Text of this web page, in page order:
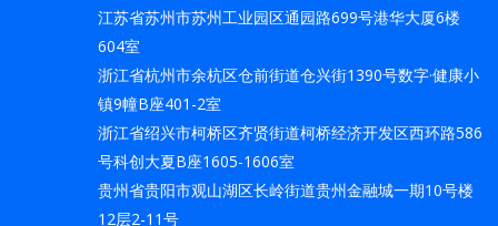
江苏省苏州市苏州工业园区通园路699号港华大厦6楼
604室
浙江省杭州市余杭区仓前街道仓兴街1390号数字·健康小
镇9幢B座401-2室
浙江省绍兴市柯桥区齐贤街道柯桥经济开发区西环路586
号科创大夏B座1605-1606室
贵州省贵阳市观山湖区长岭街道贵州金融城一期10号楼
12层2-11号